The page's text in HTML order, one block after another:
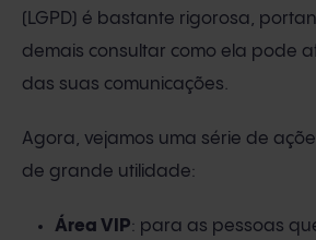
(LGPD) é bastante rigorosa,
demais consultar como ela pode
das suas comunicações.
Agora, vejamos uma série de
de grande utilidade:
Área VIP: para as pessoas